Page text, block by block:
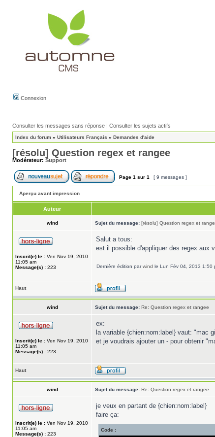
Connexion
Consulter les messages sans réponse | Consulter les sujets actifs
Index du forum » Utilisateurs Français » Demandes d'aide
[résolu] Question regex et rangee
Modérateur: Support
Page 1 sur 1 [ 9 messages ]
Aperçu avant impression
Auteur
wind Sujet du message: [résolu] Question regex et
Inscrit(e) le : Ven Nov 19, 2010
11:05 am
Message(s) : 223
Salut a tous:
est il possible d'appliquer des regex aux
Dernière édition parwind le Lun Fév 04, 2013 1:50
Haut
wind Sujet du message: Re: Question regex et rangee
Inscrit(e) le : Ven Nov 19, 2010
11:05 am
Message(s) : 223
ex:
la variable {chien:nom:label} vaut: "mac
et je voudrais ajouter un - pour obtenir
Haut
wind Sujet du message: Re: Question regex et rangee
Inscrit(e) le : Ven Nov 19, 2010
11:05 am
Message(s) : 223
je veux en partant de {chien:nom:label}
faire ça:
Code :